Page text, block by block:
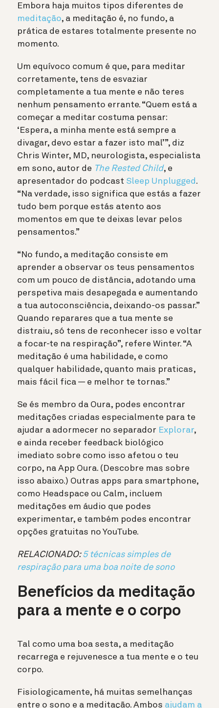
Embora haja muitos tipos diferentes de
meditação, a meditação é, no fundo, a
prática de estares totalmente presente no
momento.
Um equívoco comum é que, para meditar
corretamente, tens de esvaziar
completamente a tua mente e não teres
nenhum pensamento errante. “Quem está a
começar a meditar costuma pensar:
‘Espera, a minha mente está sempre a
divagar, devo estar a fazer isto mal’”, diz
Chris Winter, MD, neurologista, especialista
em sono, autor de The Rested Child, e
apresentador do podcast Sleep Unplugged .
“Na verdade, isso significa que estás a fazer
tudo bem porque estás atento aos
momentos em que te deixas levar pelos
pensamentos.”
“No fundo, a meditação consiste em
aprender a observar os teus pensamentos
com um pouco de distância, adotando uma
perspetiva mais desapegada e aumentando
a tua autoconsciência, deixando-os passar.”
Quando reparares que a tua mente se
distraiu, só tens de reconhecer isso e voltar
a focar-te na respiração”, refere Winter. “A
meditação é uma habilidade, e como
qualquer habilidade, quanto mais praticas,
mais fácil fica — e melhor te tornas.”
Se és membro da Oura, podes encontrar
meditações criadas especialmente para te
ajudar a adormecer no separador Explorar,
e ainda receber feedback biológico
imediato sobre como isso afetou o teu
corpo, na App Oura. (Descobre mas sobre
isso abaixo.) Outras apps para smartphone,
como Headspace ou Calm, incluem
meditações em áudio que podes
experimentar, e também podes encontrar
opções gratuitas no YouTube.
RELACIONADO:5 técnicas simples de
respiração para uma boa noite de sono
Benefícios da meditação
para a mente e o corpo
Tal como uma boa sesta, a meditação
recarrega e rejuvenesce a tua mente e o teu
corpo.
Fisiologicamente, há muitas semelhanças
entre o sono e a meditação. Ambos ajudam a